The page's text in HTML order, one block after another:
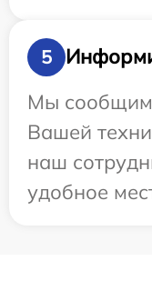
5
Мы сообщим
Вашей
наш
удобное